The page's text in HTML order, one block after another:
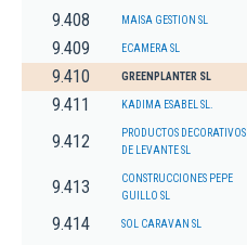
9.408 MAISA GESTION SL
9.409 ECAMERA SL
9.410 GREENPLANTER SL
9.411 KADIMA ESABEL SL.
9.412
PRODUCTOS DECORATIVOS
DE LEVANTE SL
9.413
CONSTRUCCIONES PEPE
GUILLO SL
9.414 SOL CARAVAN SL